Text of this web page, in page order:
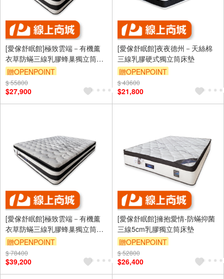
[愛傢舒眠館]極致雲端－有機薰
衣草防蟎三線乳膠蜂巢獨立筒床
墊
贈OPENPOINT
$ 55800
$27,900
[愛傢舒眠館]夜夜德州－天絲棉
三線乳膠硬式獨立筒床墊
贈OPENPOINT
$ 43600
$21,800
[愛傢舒眠館]極致雲端－有機薰
衣草防蟎三線乳膠蜂巢獨立筒床
墊
贈OPENPOINT
$ 78400
$39,200
[愛傢舒眠館]擁抱愛情-防蟎抑菌
三線5cm乳膠獨立筒床墊
贈OPENPOINT
$ 52800
$26,400